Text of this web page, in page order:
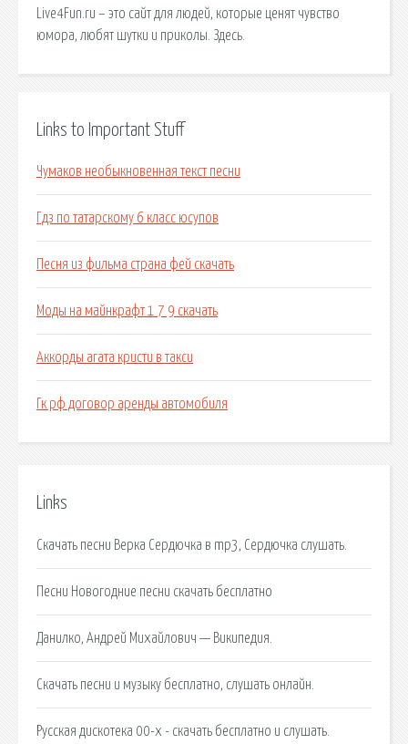
Live4Fun.ru – это сайт для людей, которые ценят чувство
юмора, любят шутки и приколы. Здесь.
Links to Important Stuff
Чумаков необыкновенная текст песни
Гдз по татарскому 6 класс юсупов
Песня из фильма страна фей скачать
Моды на майнкрафт 1 7 9 скачать
Аккорды агата кристи в такси
Гк рф договор аренды автомобиля
Links
Скачать песни Верка Сердючка в mp3, Сердючка слушать.
Песни Новогодние песни скачать бесплатно
Данилко, Андрей Михайлович — Википедия.
Скачать песни и музыку бесплатно, слушать онлайн.
Русская дискотека 00-х - скачать бесплатно и слушать.